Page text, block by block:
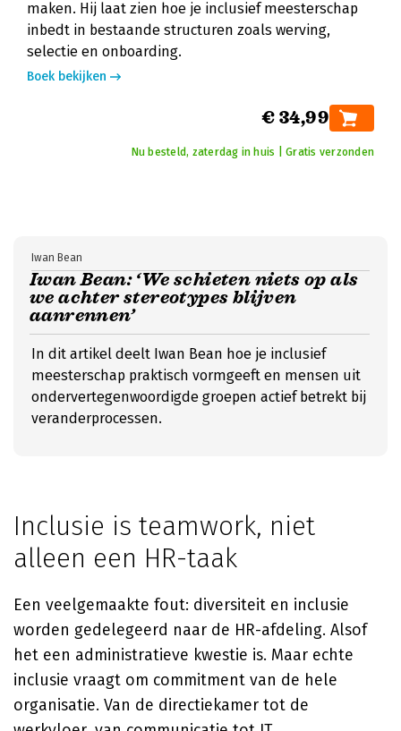
maken. Hij laat zien hoe je inclusief meesterschap
inbedt in bestaande structuren zoals werving,
selectie en onboarding.
Boek bekijken
€ 34,99
Nu besteld, zaterdag in huis | Gratis verzonden
Iwan Bean: ‘We schieten niets op als
we achter stereotypes blijven
aanrennen’
Iwan Bean
In dit artikel deelt Iwan Bean hoe je inclusief
meesterschap praktisch vormgeeft en mensen uit
ondervertegenwoordigde groepen actief betrekt bij
veranderprocessen.
Inclusie is teamwork, niet
alleen een HR-taak
Een veelgemaakte fout: diversiteit en inclusie
worden gedelegeerd naar de HR-afdeling. Alsof
het een administratieve kwestie is. Maar echte
inclusie vraagt om commitment van de hele
organisatie. Van de directiekamer tot de